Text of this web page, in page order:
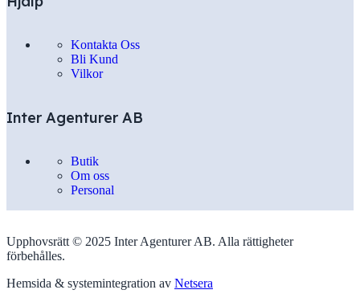
Kontakta Oss
Bli Kund
Vilkor
Inter Agenturer AB
Butik
Om oss
Personal
Upphovsrätt © 2025 Inter Agenturer AB. Alla rättigheter
förbehålles.
Hemsida & systemintegration av Netsera